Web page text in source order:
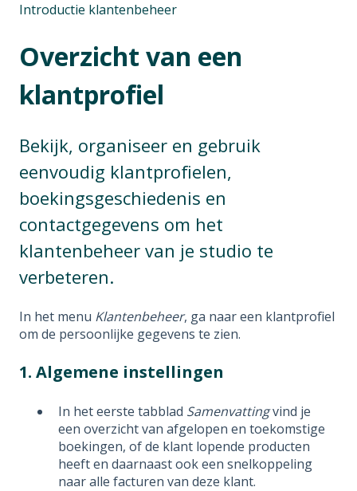
Introductie klantenbeheer
Overzicht van een
klantprofiel
Bekijk, organiseer en gebruik
eenvoudig klantprofielen,
boekingsgeschiedenis en
contactgegevens om het
klantenbeheer van je studio te
verbeteren.
In het menu Klantenbeheer, ga naar een klantprofiel
om de persoonlijke gegevens te zien.
1. Algemene instellingen
In het eerste tabblad Samenvattingvind je
een overzicht van afgelopen en toekomstige
boekingen, of de klant lopende producten
heeft en daarnaast ook een snelkoppeling
naar alle facturen van deze klant.